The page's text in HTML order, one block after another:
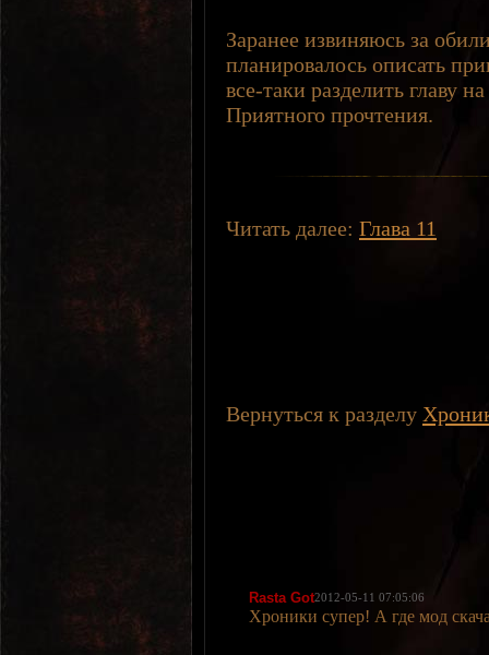
Заранее извиняюсь за
планировалось описать
все-таки разделить главу
Приятного прочтения.
Читать далее: Глава 11
Вернуться к разделу
Rasta Got2012-05-11 07:05:06
Хроники супер! А где мод